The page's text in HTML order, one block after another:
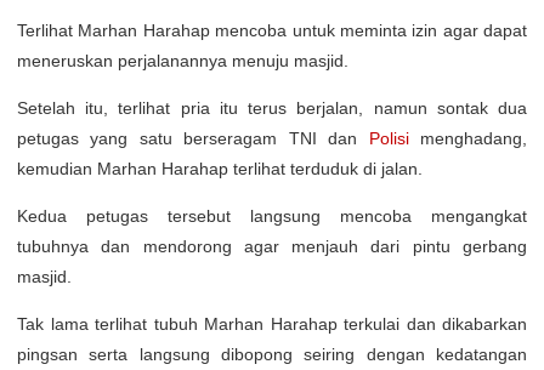
Terlihat Marhan Harahap mencoba untuk meminta izin agar dapat
meneruskan perjalanannya menuju masjid.
Setelah itu, terlihat pria itu terus berjalan, namun sontak dua
petugas yang satu berseragam TNI dan Polisimenghadang,
kemudian Marhan Harahap terlihat terduduk di jalan.
Kedua petugas tersebut langsung mencoba mengangkat
tubuhnya dan mendorong agar menjauh dari pintu gerbang
masjid.
Tak lama terlihat tubuh Marhan Harahap terkulai dan dikabarkan
pingsan serta langsung dibopong seiring dengan kedatangan